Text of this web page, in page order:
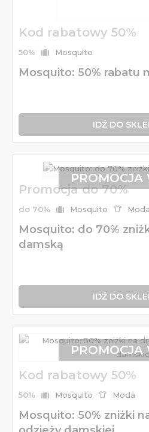
Kod rabatowy 50%
50% Mosquito
Mosquito: 50% rabatu
IDŹ DO
Promocja do 70%
do 70% Mosquito Moda
Mosquito: do 70%
damską
IDŹ DO
PROMOCJA
Kod rabatowy 50%
50% Mosquito Moda
Mosquito: 50% zniżki
PROMOCJA